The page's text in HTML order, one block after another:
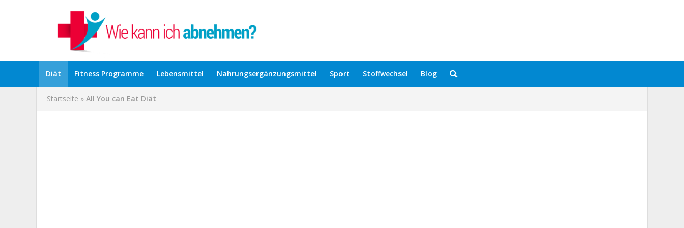
Diät Fitness Programme Lebensmittel Nahrungsergänzungsmittel Sport Stoffwechsel Blog
Startseite » All You can Eat Diät